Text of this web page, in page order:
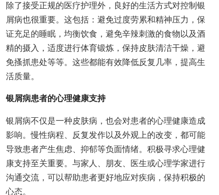
除了接受正规的医疗护理外，良好的生活方式对控制银
屑病也很重要。这包括：避免过度劳累和精神压力，保
证充足的睡眠，均衡饮食，避免辛辣刺激的食物以及酒
精的摄入，适度进行体育锻炼，保持皮肤清洁干燥，避
免搔抓患处等等。这些都能有效降低反复几率，提高生
活质量。
银屑病患者的心理健康支持
银屑病不仅是一种皮肤病，也会对患者的心理健康造成
影响。慢性病程、反复发作以及外观上的改变，都可能
导致患者产生焦虑、抑郁等负面情绪。积极寻求心理健
康支持至关重要。与家人、朋友、医生或心理学家进行
沟通交流，可以帮助患者更好地应对疾病，保持积极的
心态。